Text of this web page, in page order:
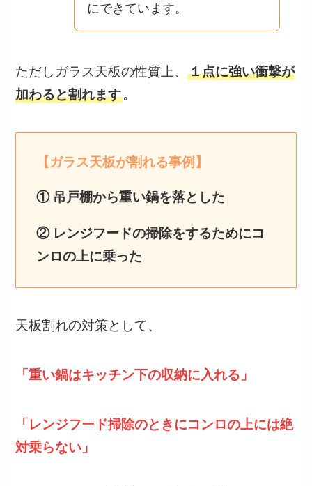
にできています。
ただしガラス天板の性質上、１点に強い衝撃が
加わると割れます。
【ガラス天板が割れる事例】
① 吊戸棚から重い鍋を落とした
② レンジフードの掃除をするためにコ
ンロの上に乗った
天板割れの対策として、
「重い鍋はキッチン下の収納に入れる」
「レンジフード掃除のときにコンロの上には絶
対乗らない」